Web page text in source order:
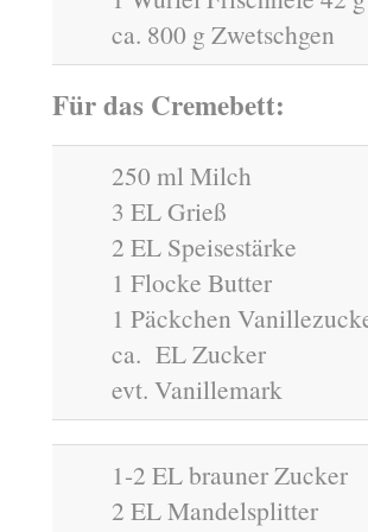
ca. 800 g Zwetschgen
Für das Cremebett:
250 ml Milch
3 EL Grieß
2 EL Speisestärke
1 Flocke Butter
1 Päckchen
ca. EL Zucker
evt. Vanillemark
1-2 EL brauner Zucker
2 EL Mandelsplitter